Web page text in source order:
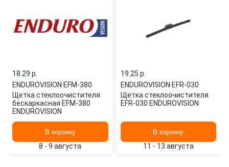
18.29 p.
ENDUROVISION·EFM-380
Щетка стеклоочистителя
бескаркасная EFM-380
ENDUROVISION
В корзину
8 - 9 августа
19.25 p.
ENDUROVISION·EFR-030
Щетка стеклоочистителя
EFR-030 ENDUROVISION
В корзину
11 - 13 августа